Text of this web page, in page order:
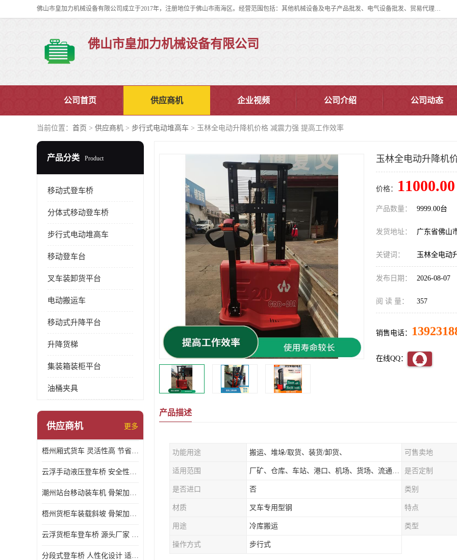
佛山市皇加力机械设备有限公司成立于2017年，注册地位于佛山市南海区。经营范围包括：其他机械设备及电子产品批发、电气设备批发、贸易代理、五金产品批发等；主要产品有：移动式登车桥、叉车装卸货平台、移动式升降机、升降货梯、油桶夹具、电动堆高车。
佛山市皇加力机械设备有限公司
公司首页 供应商机 企业视频 公司介绍 公司动态
当前位置： 首页 > 供应商机 > 步行式电动堆高车 > 玉林全电动升降机价格 减震力强 提高工作效率
产品分类 Product
移动式登车桥
分体式移动登车桥
步行式电动堆高车
移动登车台
叉车装卸货平台
电动搬运车
移动式升降平台
升降货梯
集装箱装柜平台
油桶夹具
供应商机 更多
梧州厢式货车 灵活性高 节省空间
云浮手动液压登车桥 安全性较高 节省空间
潮州站台移动装车机 骨架加密 承载更强 皇加力机械设备厂
梧州货柜车装载斜坡 骨架加密 承载更强 皇加力机械设备厂
云浮货柜车登车桥 源头厂家 提高装卸作业效率
分段式登车桥 人性化设计 适用性广
玉林全电动升降机
价格： 11000.00
产品数量： 9999.00台
发货地址： 广东省佛山
关键词： 玉林全电动
发布日期： 2026-08-07
阅 读 量： 357
销售电话：
在线QQ：
产品描述
功能用途 搬运、堆垛/取货、装货/卸货、 可售卖地
适用范围 厂矿、仓库、车站、港口、机场、货场、流通中心和配送中心等场所 是否定制
是否进口 否 类别
材质 叉车专用型钢 特点
用途 冷库搬运 类型
操作方式 步行式